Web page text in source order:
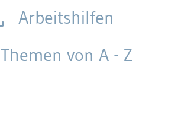
Arbeitshilfen
Themen von A - Z